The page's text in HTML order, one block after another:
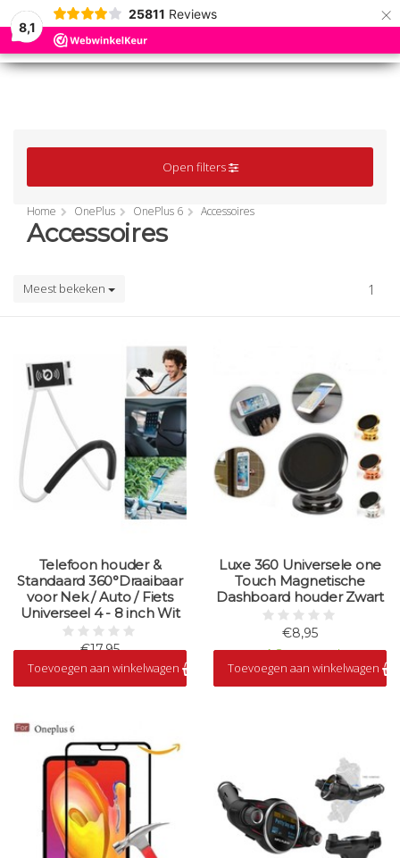
8,1
25811 Reviews ×
MENU
MENU
Open filters
Home OnePlus OnePlus 6 Accessoires
Accessoires
Meest bekeken 1
Telefoon houder &
Standaard 360°Draaibaar
voor Nek / Auto / Fiets
Universeel 4 - 8 inch Wit
€17,95
Op voorraad
Toevoegen aan winkelwagen
Luxe 360 Universele one
Touch Magnetische
Dashboard houder Zwart
€8,95
Op voorraad
Toevoegen aan winkelwagen